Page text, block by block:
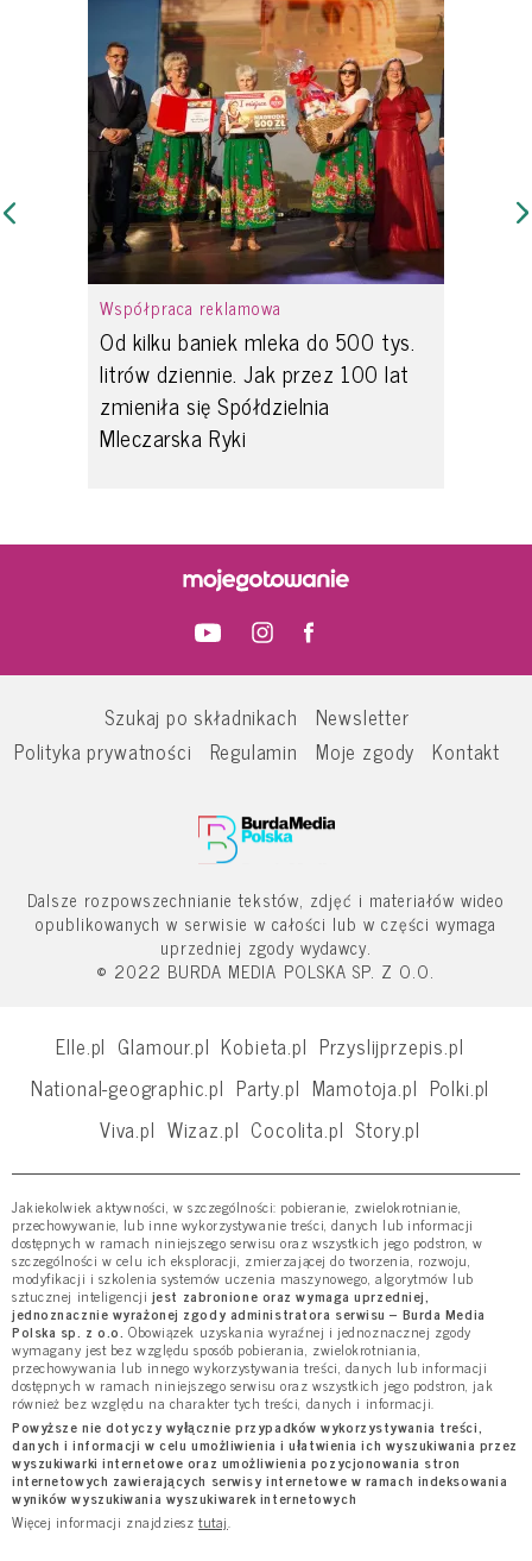
Współpraca reklamowa
Od kilku baniek mleka do 500 tys.
litrów dziennie. Jak przez 100 lat
zmieniła się Spółdzielnia
Mleczarska Ryki
Szukaj po składnikach
Newsletter
Polityka prywatności
Regulamin Moje zgody Kontakt
Dalsze rozpowszechnianie tekstów, zdjęć i materiałów wideo
opublikowanych w serwisie w całości lub w części wymaga
uprzedniej zgody wydawcy.
© 2022 BURDA MEDIA POLSKA SP. Z O.O.
Elle.pl Glamour.pl Kobieta.pl Przyslijprzepis.pl
National-geographic.pl Party.pl Mamotoja.pl Polki.pl
Viva.pl Wizaz.pl Cocolita.pl Story.pl
Jakiekolwiek aktywności, w szczególności: pobieranie, zwielokrotnianie,
przechowywanie, lub inne wykorzystywanie treści, danych lub informacji
dostępnych w ramach niniejszego serwisu oraz wszystkich jego podstron, w
szczególności w celu ich eksploracji, zmierzającej do tworzenia, rozwoju,
modyfikacji i szkolenia systemów uczenia maszynowego, algorytmów lub
sztucznej inteligencji jest zabronione oraz wymaga uprzedniej,
jednoznacznie wyrażonej zgody administratora serwisu – Burda Media
Polska sp. z o.o. Obowiązek uzyskania wyraźnej i jednoznacznej zgody
wymagany jest bez względu sposób pobierania, zwielokrotniania,
przechowywania lub innego wykorzystywania treści, danych lub informacji
dostępnych w ramach niniejszego serwisu oraz wszystkich jego podstron, jak
również bez względu na charakter tych treści, danych i informacji.
Powyższe nie dotyczy wyłącznie przypadków wykorzystywania treści,
danych i informacji w celu umożliwienia i ułatwienia ich wyszukiwania przez
wyszukiwarki internetowe oraz umożliwienia pozycjonowania stron
internetowych zawierających serwisy internetowe w ramach indeksowania
wyników wyszukiwania wyszukiwarek internetowych
Więcej informacji znajdziesztutaj.